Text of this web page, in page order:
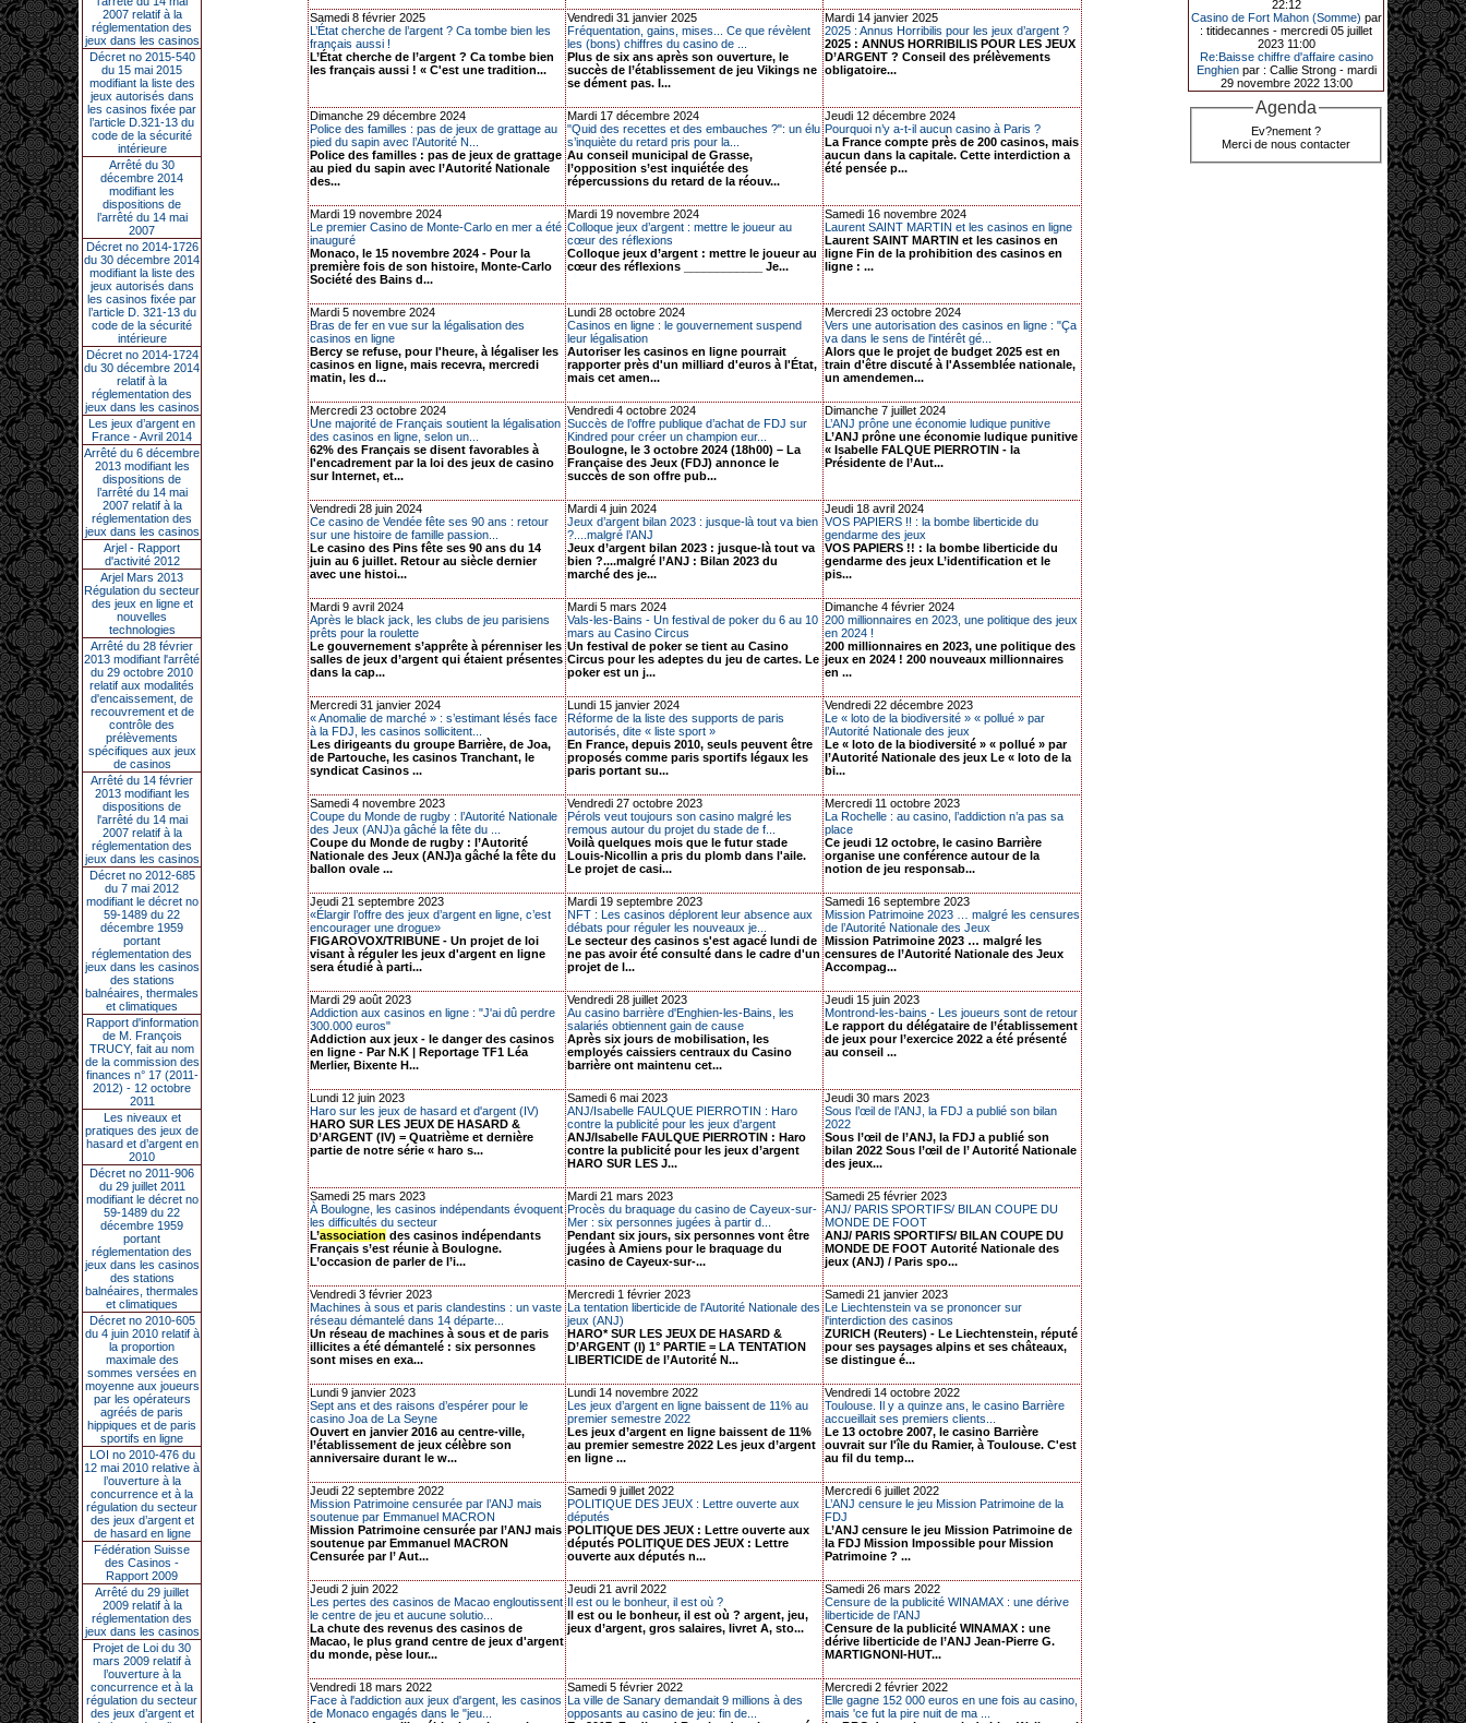
2007 relatif à la
réglementation des
jeux dans les casinos
Décret no 2015-540
du 15 mai 2015
modifiant la liste des
jeux autorisés dans
les casinos fixée par
l’article D.321-13 du
code de la sécurité
intérieure
Arrêté du 30
décembre 2014
modifiant les
dispositions de
l’arrêté du 14 mai
2007
Décret no 2014-1726
du 30 décembre 2014
modifiant la liste des
jeux autorisés dans
les casinos fixée par
l’article D. 321-13 du
code de la sécurité
intérieure
Décret no 2014-1724
du 30 décembre 2014
relatif à la
réglementation des
jeux dans les casinos
Les jeux d’argent en
France - Avril 2014
Arrêté du 6 décembre
2013 modifiant les
dispositions de
l’arrêté du 14 mai
2007 relatif à la
réglementation des
jeux dans les casinos
Arjel - Rapport
d'activité 2012
Arjel Mars 2013
Régulation du secteur
des jeux en ligne et
nouvelles
technologies
Arrêté du 28 février
2013 modifiant l'arrêté
du 29 octobre 2010
relatif aux modalités
d'encaissement, de
recouvrement et de
contrôle des
prélèvements
spécifiques aux jeux
de casinos
Arrêté du 14 février
2013 modifiant les
dispositions de
l'arrêté du 14 mai
2007 relatif à la
réglementation des
jeux dans les casinos
Décret no 2012-685
du 7 mai 2012
modifiant le décret no
59-1489 du 22
décembre 1959
portant
réglementation des
jeux dans les casinos
des stations
balnéaires, thermales
et climatiques
Rapport d'information
de M. François
TRUCY, fait au nom
de la commission des
finances n° 17 (2011-
2012) - 12 octobre
2011
Les niveaux et
pratiques des jeux de
hasard et d’argent en
2010
Décret no 2011-906
du 29 juillet 2011
modifiant le décret no
59-1489 du 22
décembre 1959
portant
réglementation des
jeux dans les casinos
des stations
balnéaires, thermales
et climatiques
Décret no 2010-605
du 4 juin 2010 relatif à
la proportion
maximale des
sommes versées en
moyenne aux joueurs
par les opérateurs
agréés de paris
hippiques et de paris
sportifs en ligne
LOI no 2010-476 du
12 mai 2010 relative à
l’ouverture à la
concurrence et à la
régulation du secteur
des jeux d’argent et
de hasard en ligne
Fédération Suisse
des Casinos -
Rapport 2009
Arrêté du 29 juillet
2009 relatif à la
réglementation des
jeux dans les casinos
Projet de Loi du 30
mars 2009 relatif à
l’ouverture à la
concurrence et à la
régulation du secteur
des jeux d’argent et
Samedi 8 février 2025
L’État cherche de l’argent ? Ca tombe bien les
français aussi !
L’État cherche de l’argent ? Ca tombe bien
les français aussi ! « C'est une tradition...
Vendredi 31 janvier 2025
Fréquentation, gains, mises... Ce que révèlent
les (bons) chiffres du casino de ...
Plus de six ans après son ouverture, le
succès de l’établissement de jeu Vikings ne
se dément pas. I...
Mardi 14 janvier 2025
2025 : Annus Horribilis pour les jeux d’argent ?
2025 : ANNUS HORRIBILIS POUR LES JEUX
D’ARGENT ? Conseil des prélèvements
obligatoire...
Dimanche 29 décembre 2024
Police des familles : pas de jeux de grattage au
pied du sapin avec l’Autorité N...
Police des familles : pas de jeux de grattage
au pied du sapin avec l’Autorité Nationale
des...
Mardi 17 décembre 2024
"Quid des recettes et des embauches ?": un élu
s’inquiète du retard pris pour la...
Au conseil municipal de Grasse,
l’opposition s’est inquiétée des
répercussions du retard de la réouv...
Jeudi 12 décembre 2024
Pourquoi n’y a-t-il aucun casino à Paris ?
La France compte près de 200 casinos, mais
aucun dans la capitale. Cette interdiction a
été pensée p...
Mardi 19 novembre 2024
Le premier Casino de Monte-Carlo en mer a été
inauguré
Monaco, le 15 novembre 2024 - Pour la
première fois de son histoire, Monte-Carlo
Société des Bains d...
Mardi 19 novembre 2024
Colloque jeux d’argent : mettre le joueur au
cœur des réflexions
Colloque jeux d’argent : mettre le joueur au
cœur des réflexions ____________ Je...
Samedi 16 novembre 2024
Laurent SAINT MARTIN et les casinos en ligne
Laurent SAINT MARTIN et les casinos en
ligne Fin de la prohibition des casinos en
ligne : ...
Mardi 5 novembre 2024
Bras de fer en vue sur la légalisation des
casinos en ligne
Bercy se refuse, pour l'heure, à légaliser les
casinos en ligne, mais recevra, mercredi
matin, les d...
Lundi 28 octobre 2024
Casinos en ligne : le gouvernement suspend
leur légalisation
Autoriser les casinos en ligne pourrait
rapporter près d'un milliard d'euros à l'État,
mais cet amen...
Mercredi 23 octobre 2024
Vers une autorisation des casinos en ligne : "Ça
va dans le sens de l'intérêt gé...
Alors que le projet de budget 2025 est en
train d'être discuté à l'Assemblée nationale,
un amendemen...
Mercredi 23 octobre 2024
Une majorité de Français soutient la légalisation
des casinos en ligne, selon un...
62% des Français se disent favorables à
l'encadrement par la loi des jeux de casino
sur Internet, et...
Vendredi 4 octobre 2024
Succès de l’offre publique d’achat de FDJ sur
Kindred pour créer un champion eur...
Boulogne, le 3 octobre 2024 (18h00) – La
Française des Jeux (FDJ) annonce le
succès de son offre pub...
Dimanche 7 juillet 2024
L’ANJ prône une économie ludique punitive
L’ANJ prône une économie ludique punitive
« Isabelle FALQUE PIERROTIN - la
Présidente de l’Aut...
Vendredi 28 juin 2024
Ce casino de Vendée fête ses 90 ans : retour
sur une histoire de famille passion...
Le casino des Pins fête ses 90 ans du 14
juin au 6 juillet. Retour au siècle dernier
avec une histoi...
Mardi 4 juin 2024
Jeux d’argent bilan 2023 : jusque-là tout va bien
?....malgré l’ANJ
Jeux d’argent bilan 2023 : jusque-là tout va
bien ?....malgré l’ANJ : Bilan 2023 du
marché des je...
Jeudi 18 avril 2024
VOS PAPIERS !! : la bombe liberticide du
gendarme des jeux
VOS PAPIERS !! : la bombe liberticide du
gendarme des jeux L’identification et le
pis...
Mardi 9 avril 2024
Après le black jack, les clubs de jeu parisiens
prêts pour la roulette
Le gouvernement s’apprête à pérenniser les
salles de jeux d’argent qui étaient présentes
dans la cap...
Mardi 5 mars 2024
Vals-les-Bains - Un festival de poker du 6 au 10
mars au Casino Circus
Un festival de poker se tient au Casino
Circus pour les adeptes du jeu de cartes. Le
poker est un j...
Dimanche 4 février 2024
200 millionnaires en 2023, une politique des jeux
en 2024 !
200 millionnaires en 2023, une politique des
jeux en 2024 ! 200 nouveaux millionnaires
en ...
Mercredi 31 janvier 2024
« Anomalie de marché » : s’estimant lésés face
à la FDJ, les casinos sollicitent...
Les dirigeants du groupe Barrière, de Joa,
de Partouche, les casinos Tranchant, le
syndicat Casinos ...
Lundi 15 janvier 2024
Réforme de la liste des supports de paris
autorisés, dite « liste sport »
En France, depuis 2010, seuls peuvent être
proposés comme paris sportifs légaux les
paris portant su...
Vendredi 22 décembre 2023
Le « loto de la biodiversité » « pollué » par
l’Autorité Nationale des jeux
Le « loto de la biodiversité » « pollué » par
l’Autorité Nationale des jeux Le « loto de la
bi...
Samedi 4 novembre 2023
Coupe du Monde de rugby : l’Autorité Nationale
des Jeux (ANJ)a gâché la fête du ...
Coupe du Monde de rugby : l’Autorité
Nationale des Jeux (ANJ)a gâché la fête du
ballon ovale ...
Vendredi 27 octobre 2023
Pérols veut toujours son casino malgré les
remous autour du projet du stade de f...
Voilà quelques mois que le futur stade
Louis-Nicollin a pris du plomb dans l'aile.
Le projet de casi...
Mercredi 11 octobre 2023
La Rochelle : au casino, l’addiction n’a pas sa
place
Ce jeudi 12 octobre, le casino Barrière
organise une conférence autour de la
notion de jeu responsab...
Jeudi 21 septembre 2023
«Élargir l’offre des jeux d’argent en ligne, c’est
encourager une drogue»
FIGAROVOX/TRIBUNE - Un projet de loi
visant à réguler les jeux d'argent en ligne
sera étudié à parti...
Mardi 19 septembre 2023
NFT : Les casinos déplorent leur absence aux
débats pour réguler les nouveaux je...
Le secteur des casinos s'est agacé lundi de
ne pas avoir été consulté dans le cadre d'un
projet de l...
Samedi 16 septembre 2023
Mission Patrimoine 2023 … malgré les censures
de l’Autorité Nationale des Jeux
Mission Patrimoine 2023 … malgré les
censures de l’Autorité Nationale des Jeux
Accompag...
Mardi 29 août 2023
Addiction aux casinos en ligne : "J'ai dû perdre
300.000 euros"
Addiction aux jeux - le danger des casinos
en ligne - Par N.K | Reportage TF1 Léa
Merlier, Bixente H...
Vendredi 28 juillet 2023
Au casino barrière d'Enghien-les-Bains, les
salariés obtiennent gain de cause
Après six jours de mobilisation, les
employés caissiers centraux du Casino
barrière ont maintenu cet...
Jeudi 15 juin 2023
Montrond-les-bains - Les joueurs sont de retour
Le rapport du délégataire de l’établissement
de jeux pour l’exercice 2022 a été présenté
au conseil ...
Lundi 12 juin 2023
Haro sur les jeux de hasard et d'argent (IV)
HARO SUR LES JEUX DE HASARD &
D’ARGENT (IV) = Quatrième et dernière
partie de notre série « haro s...
Samedi 6 mai 2023
ANJ/Isabelle FAULQUE PIERROTIN : Haro
contre la publicité pour les jeux d’argent
ANJ/Isabelle FAULQUE PIERROTIN : Haro
contre la publicité pour les jeux d’argent
HARO SUR LES J...
Jeudi 30 mars 2023
Sous l’œil de l’ANJ, la FDJ a publié son bilan
2022
Sous l’œil de l’ANJ, la FDJ a publié son
bilan 2022 Sous l’œil de l’ Autorité Nationale
des jeux...
Samedi 25 mars 2023
À Boulogne, les casinos indépendants évoquent
les difficultés du secteur
L’association des casinos indépendants
Français s’est réunie à Boulogne.
L’occasion de parler de l’i...
Mardi 21 mars 2023
Procès du braquage du casino de Cayeux-sur-
Mer : six personnes jugées à partir d...
Pendant six jours, six personnes vont être
jugées à Amiens pour le braquage du
casino de Cayeux-sur-...
Samedi 25 février 2023
ANJ/ PARIS SPORTIFS/ BILAN COUPE DU
MONDE DE FOOT
ANJ/ PARIS SPORTIFS/ BILAN COUPE DU
MONDE DE FOOT Autorité Nationale des
jeux (ANJ) / Paris spo...
Vendredi 3 février 2023
Machines à sous et paris clandestins : un vaste
réseau démantelé dans 14 départe...
Un réseau de machines à sous et de paris
illicites a été démantelé : six personnes
sont mises en exa...
Mercredi 1 février 2023
La tentation liberticide de l'Autorité Nationale des
jeux (ANJ)
HARO* SUR LES JEUX DE HASARD &
D’ARGENT (I) 1° PARTIE = LA TENTATION
LIBERTICIDE de l’Autorité N...
Samedi 21 janvier 2023
Le Liechtenstein va se prononcer sur
l'interdiction des casinos
ZURICH (Reuters) - Le Liechtenstein, réputé
pour ses paysages alpins et ses châteaux,
se distingue é...
Lundi 9 janvier 2023
Sept ans et des raisons d’espérer pour le
casino Joa de La Seyne
Ouvert en janvier 2016 au centre-ville,
l’établissement de jeux célèbre son
anniversaire durant le w...
Lundi 14 novembre 2022
Les jeux d’argent en ligne baissent de 11% au
premier semestre 2022
Les jeux d’argent en ligne baissent de 11%
au premier semestre 2022 Les jeux d’argent
en ligne ...
Vendredi 14 octobre 2022
Toulouse. Il y a quinze ans, le casino Barrière
accueillait ses premiers clients...
Le 13 octobre 2007, le casino Barrière
ouvrait sur l'île du Ramier, à Toulouse. C'est
au fil du temp...
Jeudi 22 septembre 2022
Mission Patrimoine censurée par l’ANJ mais
soutenue par Emmanuel MACRON
Mission Patrimoine censurée par l’ANJ mais
soutenue par Emmanuel MACRON
Censurée par l’ Aut...
Samedi 9 juillet 2022
POLITIQUE DES JEUX : Lettre ouverte aux
députés
POLITIQUE DES JEUX : Lettre ouverte aux
députés POLITIQUE DES JEUX : Lettre
ouverte aux députés n...
Mercredi 6 juillet 2022
L’ANJ censure le jeu Mission Patrimoine de la
FDJ
L’ANJ censure le jeu Mission Patrimoine de
la FDJ Mission Impossible pour Mission
Patrimoine ? ...
Jeudi 2 juin 2022
Les pertes des casinos de Macao engloutissent
le centre de jeu et aucune solutio...
La chute des revenus des casinos de
Macao, le plus grand centre de jeux d'argent
du monde, pèse lour...
Jeudi 21 avril 2022
Il est ou le bonheur, il est où ?
Il est ou le bonheur, il est où ? argent, jeu,
jeux d’argent, gros salaires, livret A, sto...
Samedi 26 mars 2022
Censure de la publicité WINAMAX : une dérive
liberticide de l’ANJ
Censure de la publicité WINAMAX : une
dérive liberticide de l’ANJ Jean-Pierre G.
MARTIGNONI-HUT...
Vendredi 18 mars 2022
Face à l'addiction aux jeux d'argent, les casinos
de Monaco engagés dans le "jeu...
Samedi 5 février 2022
La ville de Sanary demandait 9 millions à des
opposants au casino de jeu: fin de...
Mercredi 2 février 2022
Elle gagne 152 000 euros en une fois au casino,
mais 'ce fut la pire nuit de ma ...
de décrocher un méga jackpot.
Elle n’a misé que 88 centimes sur
une machine à sous et a remporté
4_ 239 €?!
Au « Kasino » de Fréhel, une
vacancière a décroché le jackpot
22:12
Casino de Fort Mahon (Somme) par
: titidecannes - mercredi 05 juillet
2023 11:00
Re:Baisse chiffre d'affaire casino
Enghienpar : Callie Strong - mardi
29 novembre 2022 13:00
Agenda
Ev?nement ?
Merci de nous contacter